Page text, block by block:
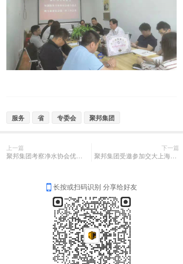
服务 省 专委会 聚邦集团
上一篇
聚邦集团考察净水协会优质协会企业
下一篇
聚邦集团受邀参加交大上海校友会先进制造分会成立仪式
长按或扫码识别 分享给好友